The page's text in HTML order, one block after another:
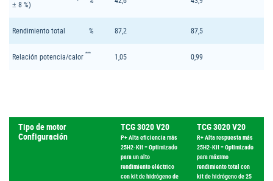
± 8 %)
Rendimiento total % 87,2 87,5
Relación potencia/calor *** 1,05 0,99
Tipo de motor
Configuración
TCG 3020 V20
P+ Alta eficiencia más
25H2-Kit = Optimizado
para un alto
rendimiento eléctrico
con kit de hidrógeno de
TCG 3020 V20
R+ Alta respuesta más
25H2-Kit = Optimizado
para máximo
rendimiento total con
kit de hidrógeno de 25